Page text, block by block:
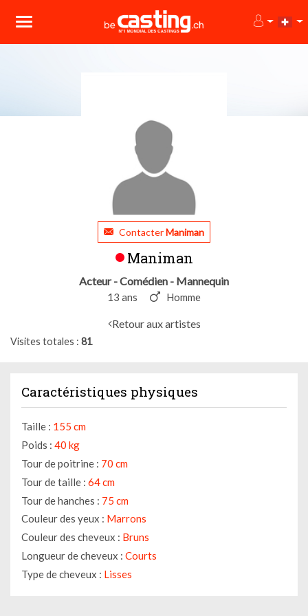
ContacterManiman
Maniman
Acteur - Comédien - Mannequin
13 ans Homme
Retour aux artistes
Visites totales 81
Caractéristiques physiques
Taille : 155 cm
Poids : 40 kg
Tour de poitrine : 70 cm
Tour de taille : 64 cm
Tour de hanches : 75 cm
Couleur des yeux : Marrons
Couleur des cheveux : Bruns
Longueur de cheveux : Courts
Type de cheveux : Lisses